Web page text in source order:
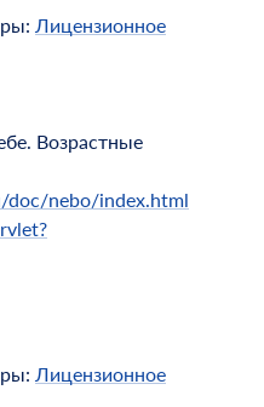
Лицензионное
Возрастные
doc/nebo/index.html
Лицензионное